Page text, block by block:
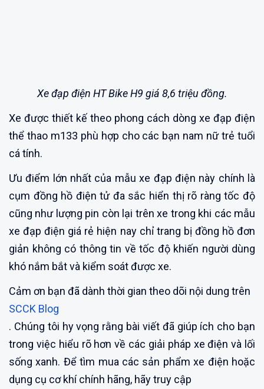
Xe đạp điện HT Bike H9 giá 8,6 triệu đồng.
Xe được thiết kế theo phong cách dòng xe đạp điện
thể thao m133 phù hợp cho các bạn nam nữ trẻ tuổi
cá tính.
Ưu điểm lớn nhất của mẫu xe đạp điện này chính là
cụm đồng hồ điện tử đa sắc hiển thị rõ ràng tốc độ
cũng như lượng pin còn lại trên xe trong khi các mẫu
xe đạp điện giá rẻ hiện nay chỉ trang bị đồng hồ đơn
giản không có thông tin về tốc độ khiến người dùng
khó nắm bắt và kiểm soát được xe.
Cảm ơn bạn đã dành thời gian theo dõi nội dung trên
SCCK Blog
. Chúng tôi hy vọng rằng bài viết đã giúp ích cho bạn
trong việc hiểu rõ hơn về các giải pháp xe điện và lối
sống xanh. Để tìm mua các sản phẩm xe điện hoặc
dụng cụ cơ khí chính hãng, hãy truy cập